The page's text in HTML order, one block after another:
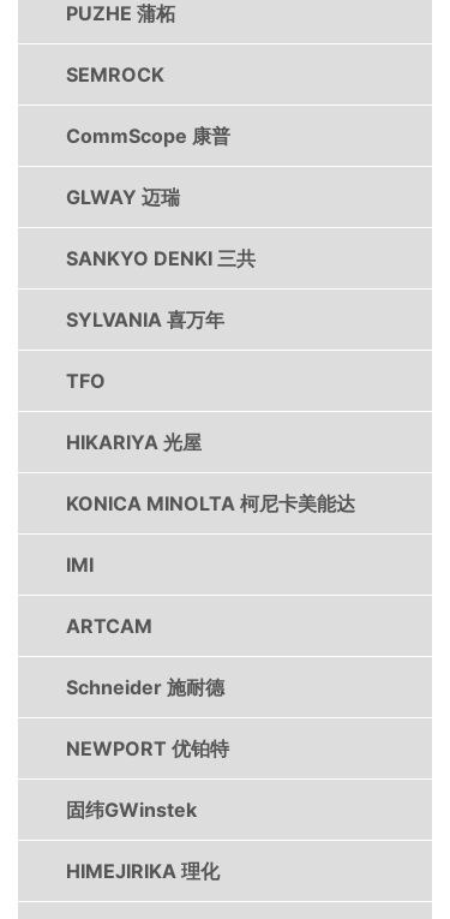
PUZHE 蒲柘
SEMROCK
CommScope 康普
GLWAY 迈瑞
SANKYO DENKI 三共
SYLVANIA 喜万年
TFO
HIKARIYA 光屋
KONICA MINOLTA 柯尼卡美能达
IMI
ARTCAM
Schneider 施耐德
NEWPORT 优铂特
固纬GWinstek
HIMEJIRIKA 理化